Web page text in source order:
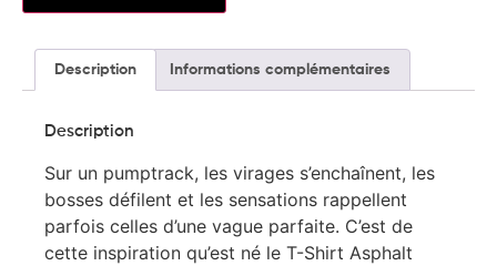
Description Informations complémentaires
Description
Sur un pumptrack, les virages s’enchaînent, les
bosses défilent et les sensations rappellent
parfois celles d’une vague parfaite. C’est de
cette inspiration qu’est né le T-Shirt Asphalt